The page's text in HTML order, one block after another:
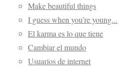
Make beautiful things
I guess when you’re young...
El karma es lo que tiene
Cambiar el mundo
Usuarios de internet